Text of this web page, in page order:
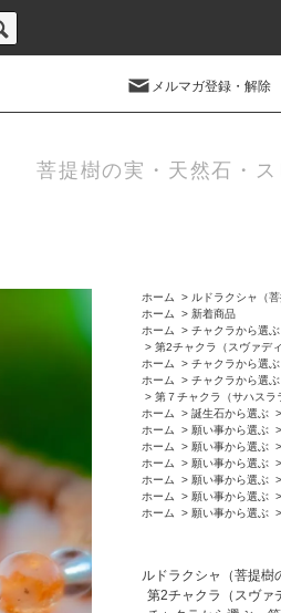
メルマガ登録・解除
菩提樹の実・天然石・
ホーム > ルドラクシャ（菩
ホーム
> 新着商品
ホーム
> チャクラから選ぶ
> 第2チャクラ（スヴァデ
ホーム
> チャクラから選ぶ
ホーム
> チャクラから選ぶ
> 第７チャクラ（サハスラ
ホーム
> 誕生石から選ぶ >
ホーム
> 願い事から選ぶ >
ホーム
> 願い事から選ぶ >
ホーム
> 願い事から選ぶ >
ホーム
> 願い事から選ぶ >
ホーム
> 願い事から選ぶ >
ホーム
> 願い事から選ぶ >
ルドラクシャ（菩提樹
第2チャクラ（スヴァ